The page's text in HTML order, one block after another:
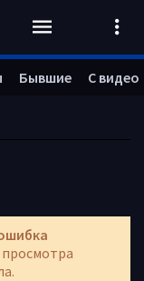
Бывшие С видео